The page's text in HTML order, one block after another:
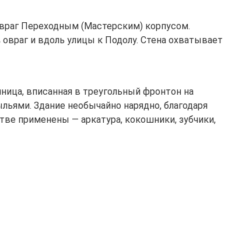
Переходным (Мастерским) корпусом.
и вдоль улицы к Подолу. Стена охватывает
вписанная в треугольный фронтон на
Здание необычайно нарядно, благодаря
применены — аркатура, кокошники, зубчики,